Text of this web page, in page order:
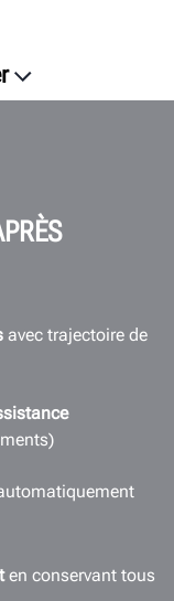
avec trajectoire de
en conservant tous